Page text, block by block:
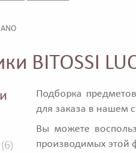
BITOSSI
(6)
Подборка
для заказа в нашем
Вы можете
производимых этой